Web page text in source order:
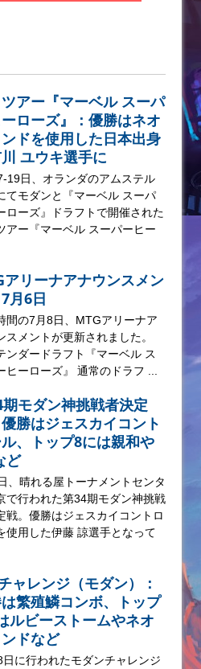
アー『マーベル スーパ
ローズ』：優勝はネオ
ドを使用した日本出身
ユウキ選手に
19日、オランダのアムステル
てモダンと『マーベル スーパ
ローズ』ドラフトで開催された
アー『マーベル スーパーヒー
アリーナアナウンスメン
7月6日
間の7月8日、MTGアリーナア
スメントが更新されました。
ンダードラフト『マーベル ス
ヒーローズ』 通常のドラフ ...
モダン神挑戦者決定
勝はジェスカイコント
、トップ8には親和や
ど
、晴れる屋トーナメントセンタ
で行われた第34期モダン神挑戦
戦。優勝はジェスカイコントロ
使用した伊藤 諒選手となって
ャレンジ（モダン）：
繁殖鱗コンボ、トップ
ルビーストームやネオ
ドなど
日に行われたモダンチャレンジ